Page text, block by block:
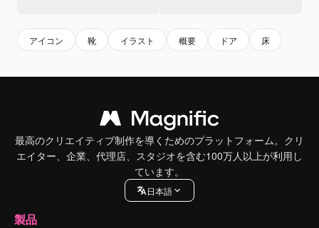
アイコン 靴 イラスト 概要 ドア 床
最高のクリエイティブ制作を導くためのプラットフォーム。クリ
エイター、企業、代理店、スタジオを含む100万人以上が利用し
ています。
日本語
製品